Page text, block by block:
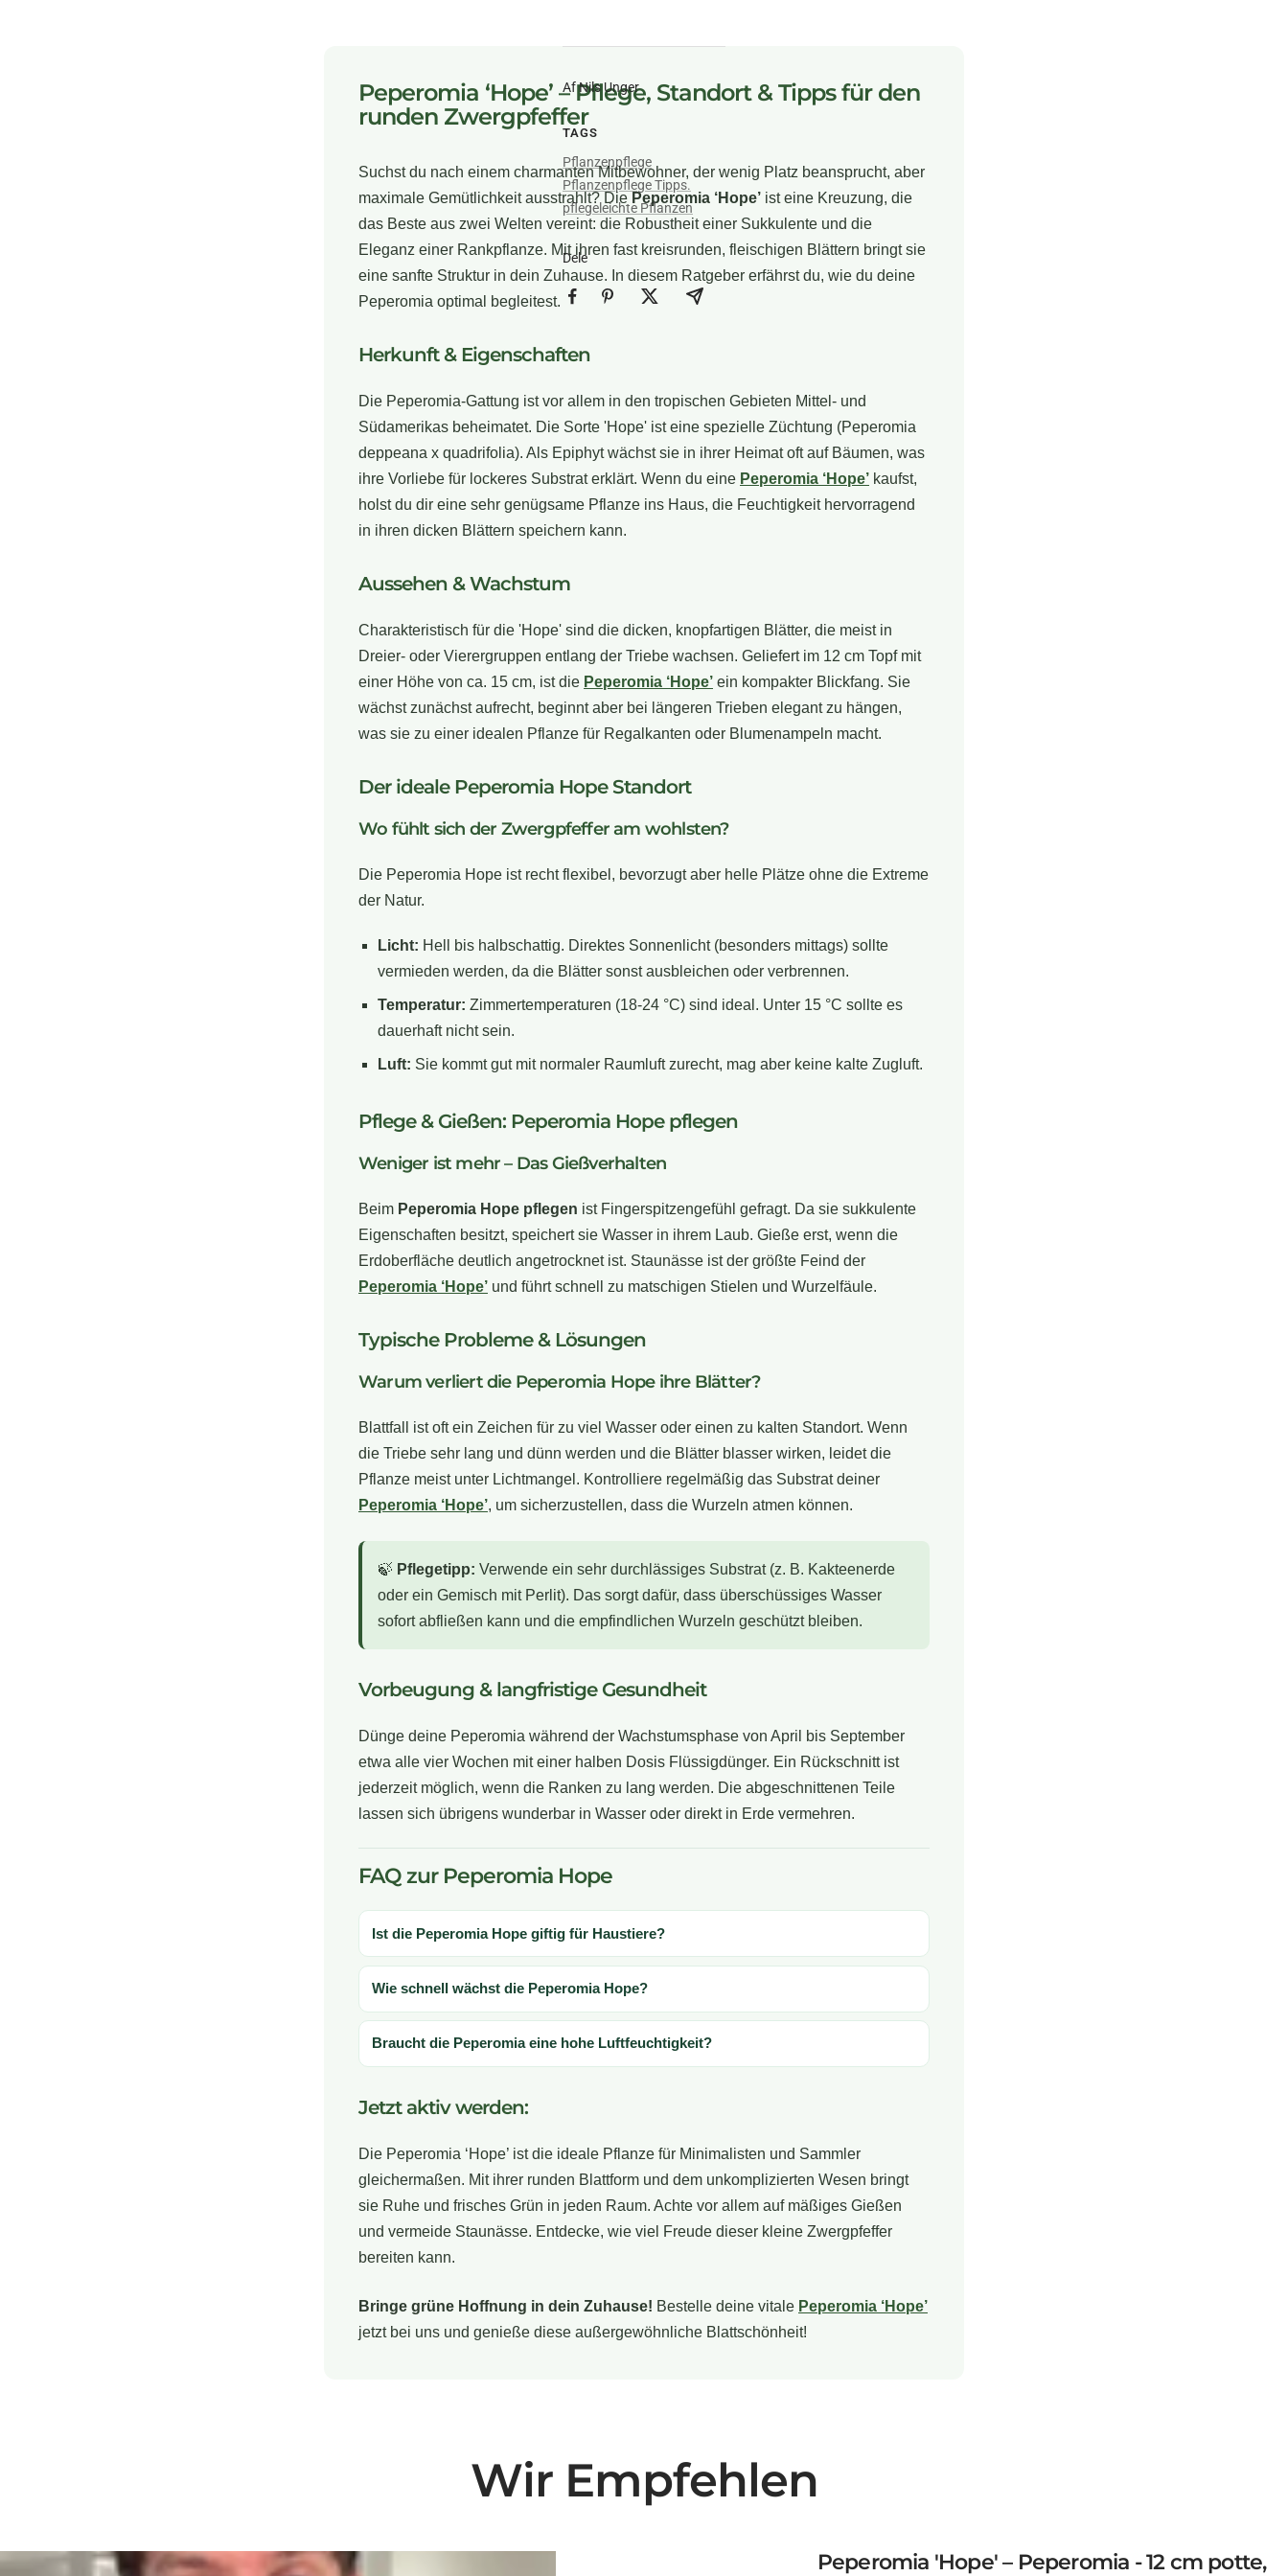
Af Nils Unger
TAGS
Pflanzenpflege
Pflanzenpflege Tipps.
pflegeleichte Pflanzen
Dele
Peperomia ‘Hope’ – Pflege, Standort & Tipps für den
runden Zwergpfeffer
Suchst du nach einem charmanten Mitbewohner, der wenig Platz beansprucht, aber
maximale Gemütlichkeit ausstrahlt? Die Peperomia ‘Hope’ ist eine Kreuzung, die
das Beste aus zwei Welten vereint: die Robustheit einer Sukkulente und die
Eleganz einer Rankpflanze. Mit ihren fast kreisrunden, fleischigen Blättern bringt sie
eine sanfte Struktur in dein Zuhause. In diesem Ratgeber erfährst du, wie du deine
Peperomia optimal begleitest.
Herkunft & Eigenschaften
Die Peperomia-Gattung ist vor allem in den tropischen Gebieten Mittel- und
Südamerikas beheimatet. Die Sorte 'Hope' ist eine spezielle Züchtung (Peperomia
deppeana x quadrifolia). Als Epiphyt wächst sie in ihrer Heimat oft auf Bäumen, was
ihre Vorliebe für lockeres Substrat erklärt. Wenn du eine Peperomia ‘Hope’ kaufst,
holst du dir eine sehr genügsame Pflanze ins Haus, die Feuchtigkeit hervorragend
in ihren dicken Blättern speichern kann.
Aussehen & Wachstum
Charakteristisch für die 'Hope' sind die dicken, knopfartigen Blätter, die meist in
Dreier- oder Vierergruppen entlang der Triebe wachsen. Geliefert im 12 cm Topf mit
einer Höhe von ca. 15 cm, ist die Peperomia ‘Hope’ ein kompakter Blickfang. Sie
wächst zunächst aufrecht, beginnt aber bei längeren Trieben elegant zu hängen,
was sie zu einer idealen Pflanze für Regalkanten oder Blumenampeln macht.
Der ideale Peperomia Hope Standort
Wo fühlt sich der Zwergpfeffer am wohlsten?
Die Peperomia Hope ist recht flexibel, bevorzugt aber helle Plätze ohne die Extreme
der Natur.
Licht: Hell bis halbschattig. Direktes Sonnenlicht (besonders mittags) sollte
vermieden werden, da die Blätter sonst ausbleichen oder verbrennen.
Temperatur: Zimmertemperaturen (18-24 °C) sind ideal. Unter 15 °C sollte es
dauerhaft nicht sein.
Luft: Sie kommt gut mit normaler Raumluft zurecht, mag aber keine kalte Zugluft.
Pflege & Gießen: Peperomia Hope pflegen
Weniger ist mehr – Das Gießverhalten
Beim Peperomia Hope pflegen ist Fingerspitzengefühl gefragt. Da sie sukkulente
Eigenschaften besitzt, speichert sie Wasser in ihrem Laub. Gieße erst, wenn die
Erdoberfläche deutlich angetrocknet ist. Staunässe ist der größte Feind der
Peperomia ‘Hope’ und führt schnell zu matschigen Stielen und Wurzelfäule.
Typische Probleme & Lösungen
Warum verliert die Peperomia Hope ihre Blätter?
Blattfall ist oft ein Zeichen für zu viel Wasser oder einen zu kalten Standort. Wenn
die Triebe sehr lang und dünn werden und die Blätter blasser wirken, leidet die
Pflanze meist unter Lichtmangel. Kontrolliere regelmäßig das Substrat deiner
Peperomia ‘Hope’, um sicherzustellen, dass die Wurzeln atmen können.
🍃 Pflegetipp: Verwende ein sehr durchlässiges Substrat (z. B. Kakteenerde
oder ein Gemisch mit Perlit). Das sorgt dafür, dass überschüssiges Wasser
sofort abfließen kann und die empfindlichen Wurzeln geschützt bleiben.
Vorbeugung & langfristige Gesundheit
Dünge deine Peperomia während der Wachstumsphase von April bis September
etwa alle vier Wochen mit einer halben Dosis Flüssigdünger. Ein Rückschnitt ist
jederzeit möglich, wenn die Ranken zu lang werden. Die abgeschnittenen Teile
lassen sich übrigens wunderbar in Wasser oder direkt in Erde vermehren.
FAQ zur Peperomia Hope
Ist die Peperomia Hope giftig für Haustiere?
Wie schnell wächst die Peperomia Hope?
Braucht die Peperomia eine hohe Luftfeuchtigkeit?
Jetzt aktiv werden:
Die Peperomia ‘Hope’ ist die ideale Pflanze für Minimalisten und Sammler
gleichermaßen. Mit ihrer runden Blattform und dem unkomplizierten Wesen bringt
sie Ruhe und frisches Grün in jeden Raum. Achte vor allem auf mäßiges Gießen
und vermeide Staunässe. Entdecke, wie viel Freude dieser kleine Zwergpfeffer
bereiten kann.
Bringe grüne Hoffnung in dein Zuhause! Bestelle deine vitale Peperomia ‘Hope’
jetzt bei uns und genieße diese außergewöhnliche Blattschönheit!
Wir Empfehlen
Peperomia 'Hope' – Peperomia - 12 cm potte,